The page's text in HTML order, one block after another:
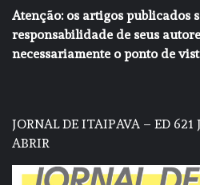
Atenção: os artigos publicados
responsabilidade de seus
necessariamente o ponto de
JORNAL DE ITAIPAVA – ED 621
ABRIR